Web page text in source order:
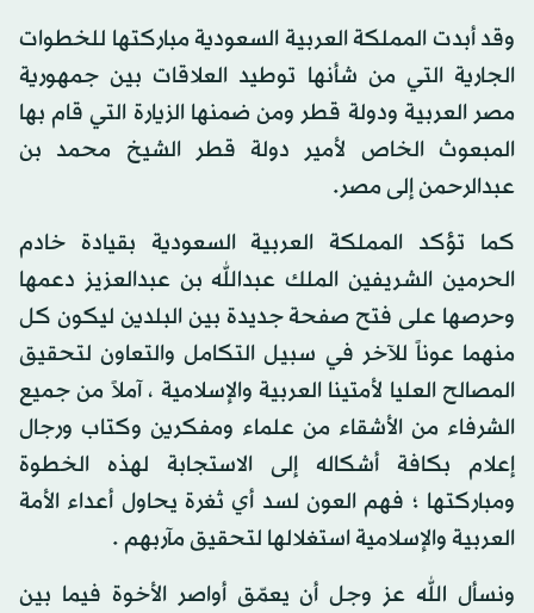
وقد أبدت المملكة العربية السعودية مباركتها للخطوات
الجارية التي من شأنها توطيد العلاقات بين جمهورية
مصر العربية ودولة قطر ومن ضمنها الزيارة التي قام بها
المبعوث الخاص لأمير دولة قطر الشيخ محمد بن
عبدالرحمن إلى مصر.
كما تؤكد المملكة العربية السعودية بقيادة خادم
الحرمين الشريفين الملك عبدالله بن عبدالعزيز دعمها
وحرصها على فتح صفحة جديدة بين البلدين ليكون كل
منهما عوناً للآخر في سبيل التكامل والتعاون لتحقيق
المصالح العليا لأمتينا العربية والإسلامية ، آملاً من جميع
الشرفاء من الأشقاء من علماء ومفكرين وكتاب ورجال
إعلام بكافة أشكاله إلى الاستجابة لهذه الخطوة
ومباركتها ؛ فهم العون لسد أي ثغرة يحاول أعداء الأمة
العربية والإسلامية استغلالها لتحقيق مآربهم .
ونسأل الله عز وجل أن يعمّق أواصر الأخوة فيما بين